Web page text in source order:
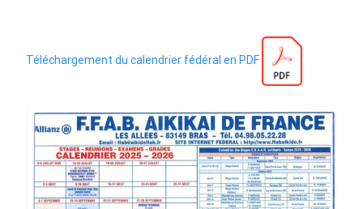
Téléchargement du calendrier fédéral en PDF